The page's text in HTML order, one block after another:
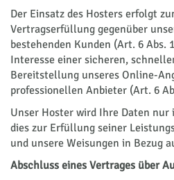
Der Einsatz des Hosters erfolgt
Vertragserfüllung gegenüber
bestehenden Kunden (Art. 6 Abs.
Interesse einer sicheren,
Bereitstellung unseres Online-
professionellen Anbieter (Art. 6
Unser Hoster wird Ihre Daten
dies zur Erfüllung seiner
und unsere Weisungen in Bezug
Abschluss eines Vertrages über